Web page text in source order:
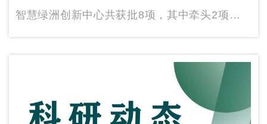
智慧绿洲创新中心共获批8项，其中牵头2项、参